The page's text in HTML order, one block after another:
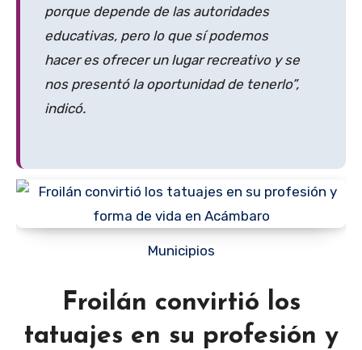
porque depende de las autoridades
educativas, pero lo que sí podemos
hacer es ofrecer un lugar recreativo y se
nos presentó la oportunidad de tenerlo”,
indicó.
Municipios
Froilán convirtió los
tatuajes en su profesión y